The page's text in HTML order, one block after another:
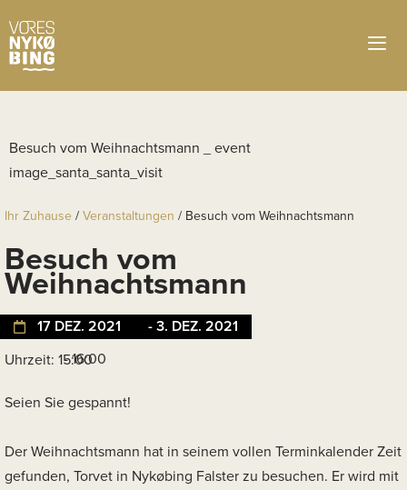
Ihr Zuhause / Veranstaltungen / Besuch vom Weihnachtsmann
Besuch vom
Weihnachtsmann
17 DEZ. 2021
- 3. DEZ. 2021
Uhrzeit: 15:00
- 16:00
Seien Sie gespannt!
Der Weihnachtsmann hat in seinem vollen Terminkalender Zeit
gefunden, Torvet in Nykøbing Falster zu besuchen. Er wird mit